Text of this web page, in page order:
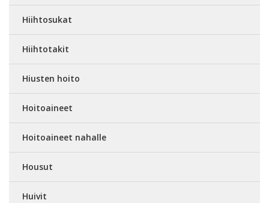
Hiihtosukat
Hiihtotakit
Hiusten hoito
Hoitoaineet
Hoitoaineet nahalle
Housut
Huivit